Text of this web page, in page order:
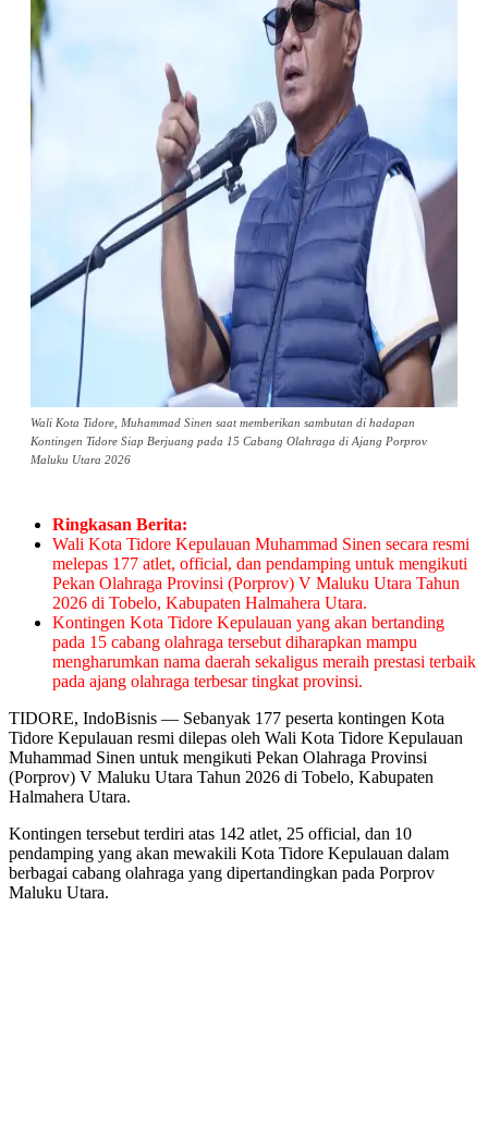
Wali Kota Tidore, Muhammad Sinen saat memberikan sambutan di hadapan
Kontingen Tidore Siap Berjuang pada 15 Cabang Olahraga di Ajang Porprov
Maluku Utara 2026
Ringkasan Berita:
Wali Kota Tidore Kepulauan Muhammad Sinen secara resmi
melepas 177 atlet, official, dan pendamping untuk mengikuti
Pekan Olahraga Provinsi (Porprov) V Maluku Utara Tahun
2026 di Tobelo, Kabupaten Halmahera Utara.
Kontingen Kota Tidore Kepulauan yang akan bertanding
pada 15 cabang olahraga tersebut diharapkan mampu
mengharumkan nama daerah sekaligus meraih prestasi terbaik
pada ajang olahraga terbesar tingkat provinsi.
TIDORE, IndoBisnis — Sebanyak 177 peserta kontingen Kota
Tidore Kepulauan resmi dilepas oleh Wali Kota Tidore Kepulauan
Muhammad Sinen untuk mengikuti Pekan Olahraga Provinsi
(Porprov) V Maluku Utara Tahun 2026 di Tobelo, Kabupaten
Halmahera Utara.
Kontingen tersebut terdiri atas 142 atlet, 25 official, dan 10
pendamping yang akan mewakili Kota Tidore Kepulauan dalam
berbagai cabang olahraga yang dipertandingkan pada Porprov
Maluku Utara.